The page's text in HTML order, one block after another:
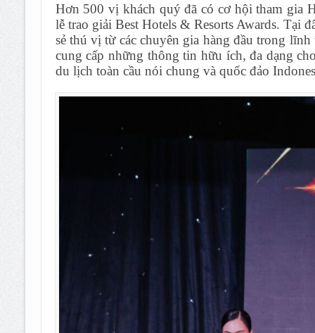
Hơn 500 vị khách quý đã có cơ hội tham gia
lễ trao giải Best Hotels & Resorts Awards. Tại
sẻ thú vị từ các chuyên gia hàng đầu trong
cung cấp những thông tin hữu ích, đa dạng
du lịch toàn cầu nói chung và quốc đảo